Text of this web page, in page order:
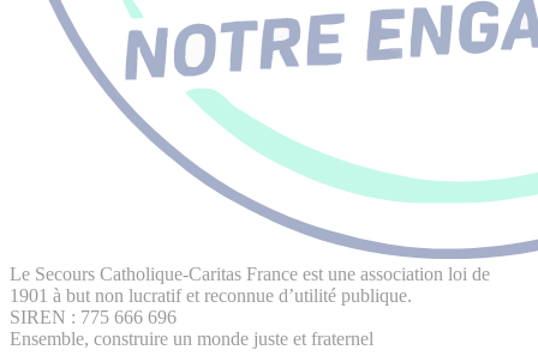
Le Secours Catholique-Caritas France est une association loi de
1901 à but non lucratif et reconnue d’utilité publique.
SIREN : 775 666 696
Ensemble, construire un monde juste et fraternel